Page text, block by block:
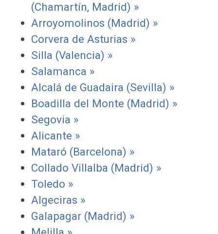
(Chamartín, Madrid) »
Arroyomolinos (Madrid) »
Corvera de Asturias »
Silla (Valencia) »
Salamanca »
Alcalá de Guadaira (Sevilla) »
Boadilla del Monte (Madrid) »
Segovia »
Alicante »
Mataró (Barcelona) »
Collado Villalba (Madrid) »
Toledo »
Algeciras »
Galapagar (Madrid) »